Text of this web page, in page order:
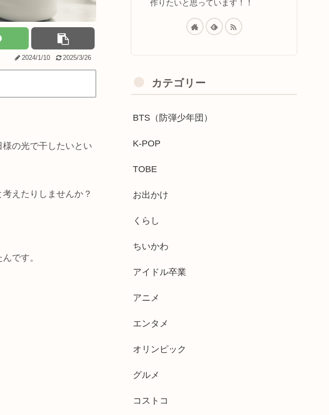
2024/1/10 2025/3/26
の光で干したいとい
えたりしませんか？
です。
作りたいと思っています！！
カテゴリー
BTS（防弾少年団）
K-POP
TOBE
お出かけ
くらし
ちいかわ
アイドル卒業
アニメ
エンタメ
オリンピック
グルメ
コストコ